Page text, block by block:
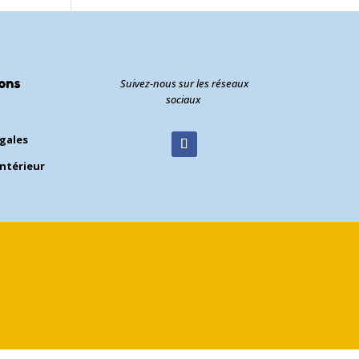
Suivez-nous sur les réseaux
sociaux